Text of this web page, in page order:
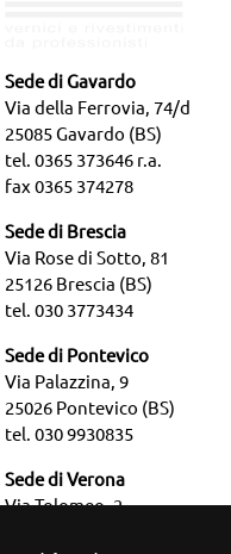
Sede di Gavardo
Via della Ferrovia, 74/d
25085 Gavardo (BS)
tel. 0365 373646 r.a.
fax 0365 374278
Sede di Brescia
Via Rose di Sotto, 81
25126 Brescia (BS)
tel. 030 3773434
Sede di Pontevico
Via Palazzina, 9
25026 Pontevico (BS)
tel. 030 9930835
Sede di Verona
Via Tolomeo, 2